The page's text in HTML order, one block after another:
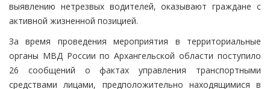
выявлению нетрезвых водителей, оказывают граждане с
активной жизненной позицией.
За время проведения мероприятия в территориальные
органы МВД России по Архангельской области поступило
26 сообщений о фактах управления транспортными
средствами лицами, предположительно находящимися в